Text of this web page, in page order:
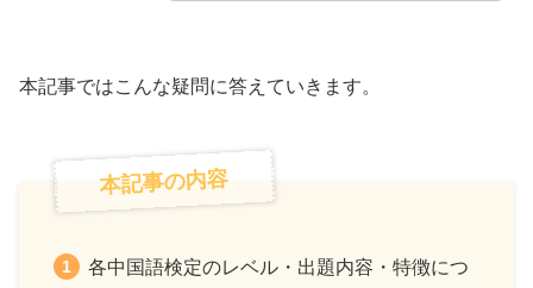
本記事ではこんな疑問に答えていきます。
本記事の内容
各中国語検定のレベル・出題内容・特徴につ